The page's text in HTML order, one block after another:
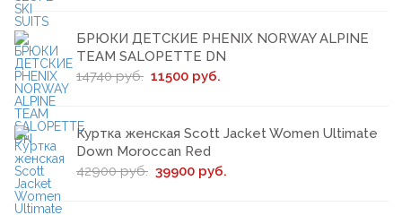
БРЮКИ ДЕТСКИЕ PHENIX NORWAY ALPINE
TEAM SALOPETTE DN
14740 руб. 11500 руб.
Куртка женская Scott Jacket Women Ultimate
Down Moroccan Red
42900 руб. 39900 руб.